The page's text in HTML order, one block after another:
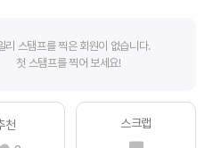
리 스탬프를 찍은 회원이 없습니다.
첫 스탬프를 찍어 보세요!
천
스크랩